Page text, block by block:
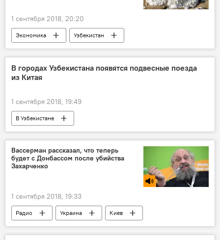
1 сентября 2018, 20:20
Экономика
Узбекистан
Великобритания
Термез хлопок
В городах Узбекистана появятся подвесные поезда
из Китая
1 сентября 2018, 19:49
В Узбекистане
Вассерман рассказал, что теперь
будет с Донбассом после убийства
Захарченко
1 сентября 2018, 19:33
Радио Украина
Киев
Донбасс
Александр Захарченко